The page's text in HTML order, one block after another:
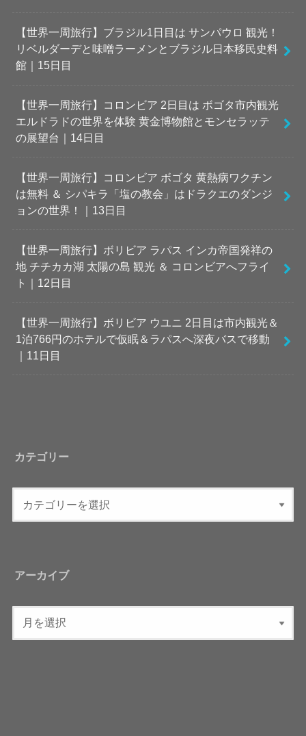
【世界一周旅行】ブラジル1日目は サンパウロ 観光！
リベルダーデと味噌ラーメンとブラジル日本移民史料
館｜15日目
【世界一周旅行】コロンビア 2日目は ボゴタ市内観光
エルドラドの世界を体験 黄金博物館とモンセラッテ
の展望台｜14日目
【世界一周旅行】コロンビア ボゴタ 黄熱病ワクチン
は無料 ＆ シパキラ「塩の教会」はドラクエのダンジ
ョンの世界！｜13日目
【世界一周旅行】ボリビア ラパス インカ帝国発祥の
地 チチカカ湖 太陽の島 観光 ＆ コロンビアへフライ
ト｜12日目
【世界一周旅行】ボリビア ウユニ 2日目は市内観光＆
1泊766円のホテルで仮眠＆ラパスへ深夜バスで移動
｜11日目
カテゴリー
アーカイブ